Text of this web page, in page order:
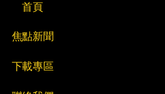
首頁
焦點新聞
下載專區